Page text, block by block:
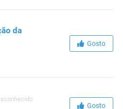
da
Gosto
Gosto